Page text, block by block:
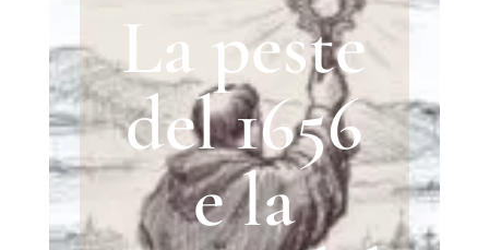
La peste
del 1656
e la